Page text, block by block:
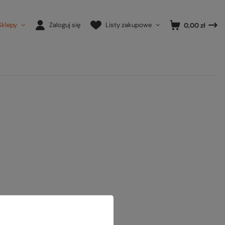
Zaloguj się Listy zakupowe 0,00 zł